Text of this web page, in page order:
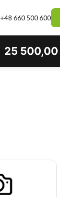
+48 660 500 600
25 500,00